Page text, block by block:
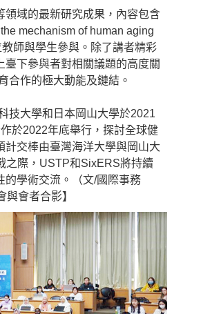
領域的最新研究成果，內容包含
mechanism of human aging
師與學生參與。除了講者精彩
下參與者對相關議題的高度關
合作的極大動能及鏈結。
技大學和日本岡山大學於2021
於2022年底舉行，探討全球健
交棒由臺灣海洋大學與岡山大
之際，USTP和SixERS將持續
的學術交流。（文/國際事務
會者合影】